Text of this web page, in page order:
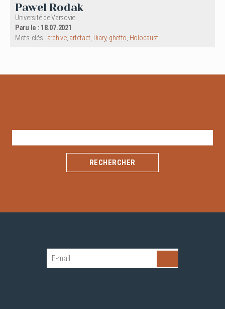
Pawel Rodak
Université de Varsovie
Paru le : 18.07.2021
Mots-clés : archive, artefact, Diary, ghetto, Holocaust